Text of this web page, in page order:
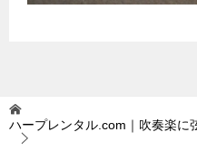
ハープレンタル.com｜吹奏楽に